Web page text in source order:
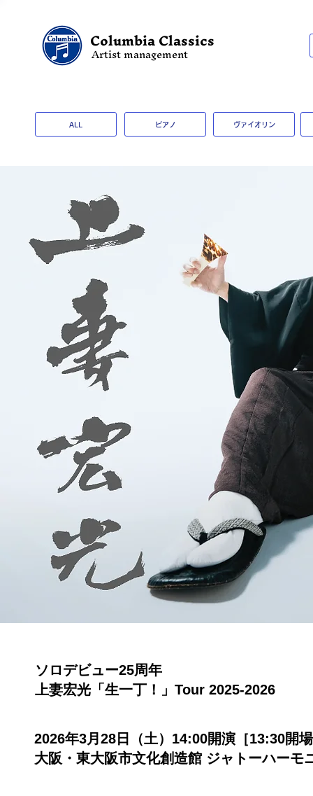
Columbia Classics
Artist management
ALL ピアノ ヴァイオリン
ソロデビュー25周年
上妻宏光「生一丁！」Tour 2025-2026
2026年3月28日（土）14:00開演［13:30開
大阪・東大阪市文化創造館 ジャトーハーモ